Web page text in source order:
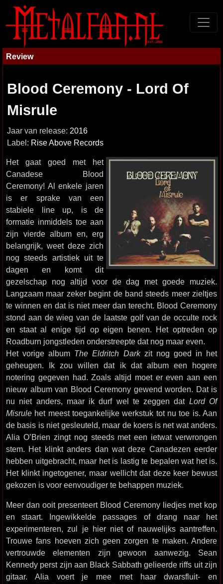
Review
Blood Ceremony - Lord Of
Misrule
Jaar van release: 2016
Label: Rise Above Records
Het gaat goed met het
Canadese Blood
Ceremony! Al enkele jaren
is er sprake van een
stabiele line up, is de
formatie inmiddels toe aan
zijn vierde album en, erg
belangrijk, weet deze zich
nog steeds artistiek uit te
dagen en komt dit
gezelschap nog altijd voor de dag met goede muziek.
Langzaam maar zeker begint de band steeds meer zieltjes
te winnen en dat is niet meer dan terecht. Blood Ceremony
stond aan de wieg van de laatste golf van de occulte rock
en staat al enige tijd op eigen benen. Het optreden op
Roadburn jongstleden onderstreepte dat nog maar even.
Het vorige album The Eldritch Darkzit nog goed in het
geheugen. Ik zou willen dat ik dat album een hogere
notering gegeven had. Zoals altijd moet er even aan een
nieuw album van Blood Ceremony gewend worden. Dat is
nu niet anders, maar ik durf wel te zeggen dat Lord Of
Misrule het meest toegankelijke werkstuk tot nu toe is. Aan
de basis is niet gesleuteld, maar de koers is net wat anders.
Alia O’Brien zingt nog steeds met een ietwat verwrongen
stem. Het klinkt anders dan wat deze Canadezen eerder
hebben uitgebracht, maar het is lastig te bepalen wat het is.
Het klinkt ingetogener, maar wellicht dat deze keer bewust
gekozen is voor eenvoudiger te behappen muziek.
Meer dan ooit presenteert Blood Ceremony liedjes met kop
en staart. Ingewikkelde passages of drang naar het
experimenteren, zul je hier niet of nauwelijks aantreffen.
Trouwe fans hoeven zich geen zorgen te maken. Andere
vertrouwde elementen zijn gewoon aanwezig. Sean
Kennedy perst zijn aan Black Sabbath gelieerde riffs uit zijn
gitaar. Alia voert je mee met haar dwarsfluit- en